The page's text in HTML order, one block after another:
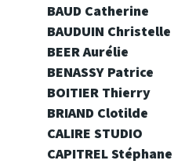
BAUD Catherine
BAUDUIN Christelle
BEER Aurélie
BENASSY Patrice
BOITIER Thierry
BRIAND Clotilde
CALIRE STUDIO
CAPITREL Stéphane